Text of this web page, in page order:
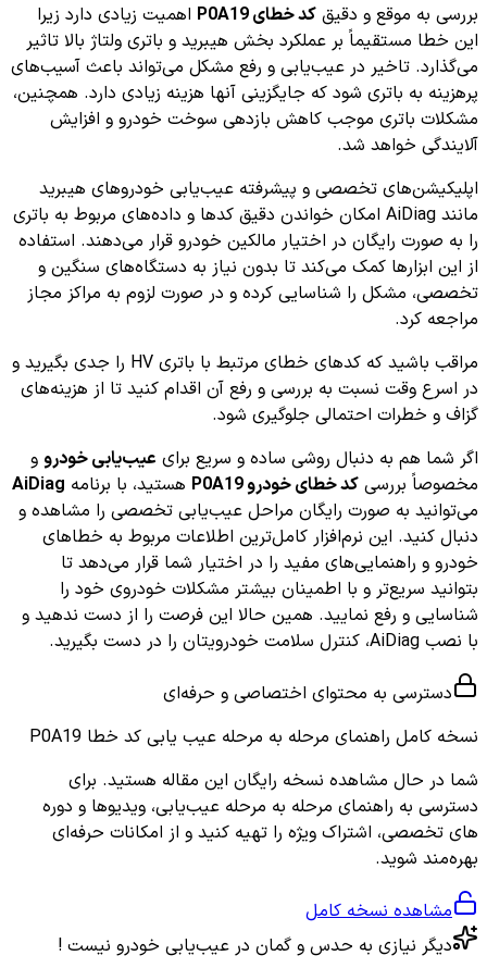
بررسی به موقع و دقیق کد خطای P0A19
اهمیت زیادی دارد زیرا
این خطا مستقیماً بر عملکرد بخش هیبرید و باتری ولتاژ بالا تاثیر
می‌گذارد. تاخیر در عیب‌یابی و رفع مشکل می‌تواند باعث آسیب‌های
پرهزینه به باتری شود که جایگزینی آنها هزینه زیادی دارد. همچنین،
مشکلات باتری موجب کاهش بازدهی سوخت خودرو و افزایش
آلایندگی خواهد شد.
اپلیکیشن‌های تخصصی و پیشرفته عیب‌یابی خودروهای هیبرید
مانند AiDiag امکان خواندن دقیق کدها و داده‌های مربوط به باتری
را به صورت رایگان در اختیار مالکین خودرو قرار می‌دهند. استفاده
از این ابزارها کمک می‌کند تا بدون نیاز به دستگاه‌های سنگین و
تخصصی، مشکل را شناسایی کرده و در صورت لزوم به مراکز مجاز
مراجعه کرد.
مراقب باشید که کدهای خطای مرتبط با باتری HV را جدی بگیرید و
در اسرع وقت نسبت به بررسی و رفع آن اقدام کنید تا از هزینه‌های
گزاف و خطرات احتمالی جلوگیری شود.
اگر شما هم به دنبال روشی ساده و سریع برای عیب‌یابی خودرو و
مخصوصاً بررسی کد خطای خودرو P0A19 هستید، با برنامه AiDiag
می‌توانید به صورت رایگان مراحل عیب‌یابی تخصصی را مشاهده و
دنبال کنید. این نرم‌افزار کامل‌ترین اطلاعات مربوط به خطاهای
خودرو و راهنمایی‌های مفید را در اختیار شما قرار می‌دهد تا
بتوانید سریع‌تر و با اطمینان بیشتر مشکلات خودروی خود را
شناسایی و رفع نمایید. همین حالا این فرصت را از دست ندهید و
با نصب AiDiag، کنترل سلامت خودرویتان را در دست بگیرید.
دسترسی به محتوای اختصاصی و حرفه‌ای
نسخه کامل راهنمای مرحله به مرحله عیب یابی کد خطا P0A19
شما در حال مشاهده نسخه رایگان این مقاله هستید. برای
دسترسی به راهنمای مرحله به مرحله عیب‌یابی، ویدیوها و دوره
های تخصصی، اشتراک ویژه را تهیه کنید و از امکانات حرفه‌ای
بهره‌مند شوید.
مشاهده نسخه کامل
دیگر نیازی به حدس و گمان در عیب‌یابی خودرو نیست !